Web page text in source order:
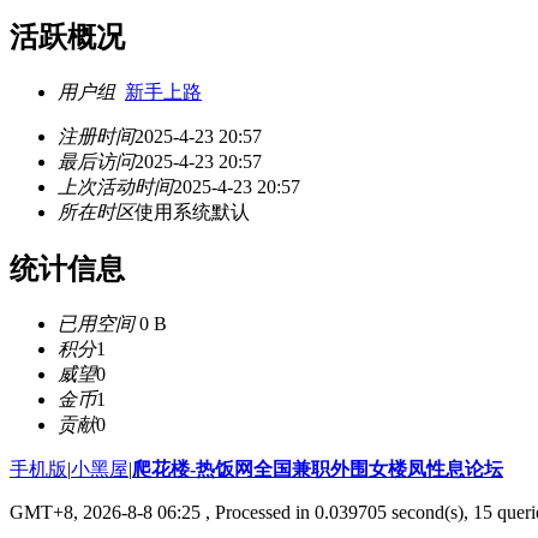
活跃概况
用户组 新手上路
注册时间2025-4-23 20:57
最后访问2025-4-23 20:57
上次活动时间2025-4-23 20:57
所在时区使用系统默认
统计信息
已用空间0 B
积分1
威望0
金币1
贡献0
手机版|小黑屋|爬花楼-热饭网全国兼职外围女楼凤性息论坛
GMT+8, 2026-8-8 06:25 , Processed in 0.039705 second(s), 15